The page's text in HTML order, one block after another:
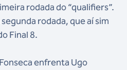
rodada do “qualifiers”.
rodada, que aí sim
Final 8.
enfrenta Ugo